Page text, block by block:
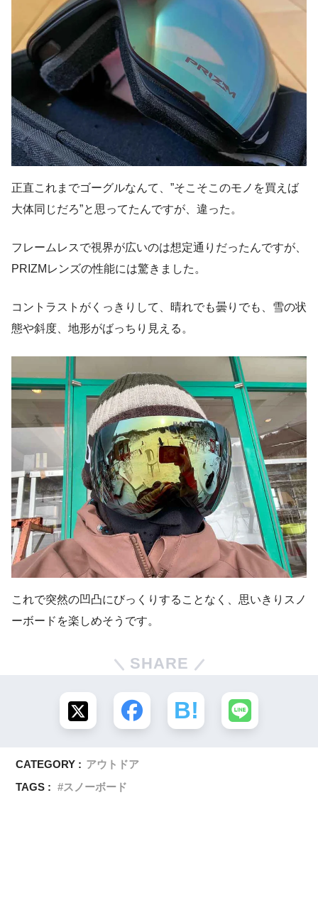
正直これまでゴーグルなんて、”そこそこのモノを買えば
大体同じだろ”と思ってたんですが、違った。
フレームレスで視界が広いのは想定通りだったんですが、
PRIZMレンズの性能には驚きました。
コントラストがくっきりして、晴れでも曇りでも、雪の状
態や斜度、地形がばっちり見える。
これで突然の凹凸にびっくりすることなく、思いきりスノ
ーボードを楽しめそうです。
SHARE
CATEGORY : アウトドア
TAGS :
スノーボード